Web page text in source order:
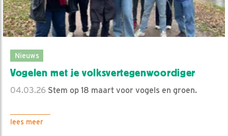
Nieuws
Vogelen met je volksvertegenwoordiger
04.03.26 Stem op 18 maart voor vogels en groen.
lees meer